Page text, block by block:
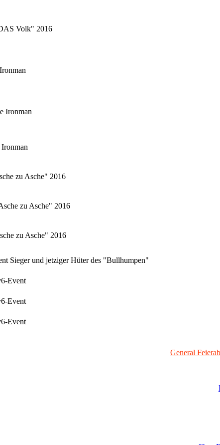
Volk" 2016
Ironman
zu Asche" 2016
zu Asche" 2016
zu Asche" 2016
Sieger und jetziger Hüter des "Bullhumpen"
Event
Event
Event
General